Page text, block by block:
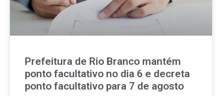
Prefeitura de Rio Branco mantém
ponto facultativo no dia 6 e decreta
ponto facultativo para 7 de agosto